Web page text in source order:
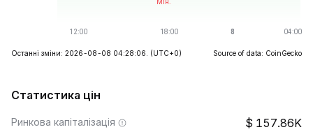
Останні зміни: 2026-08-08 04:28:06. (UTC+0) Source of data: CoinGecko
Статистика цін
Ринкова капіталізація 157.86K